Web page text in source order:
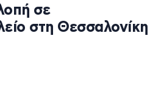
σε
στη Θεσσαλονίκη